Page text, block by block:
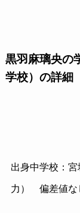
黒羽麻璃央の
学校）の詳細
出身中学校：宮
力） 偏差値な